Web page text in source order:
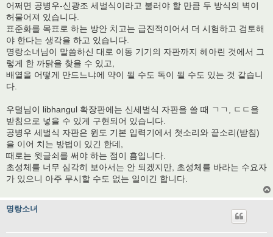
어쩌면 공병우-신광조 세벌식이라고 불러야 할 만큼 두 방식의 벽이
허물어져 있습니다.
표준화를 목표로 하는 방안 치고는 급진적이어서 더 시험하고 검토해
야 한다는 생각을 하고 있습니다.
명랑소녀님이 말씀하신 대로 이동 기기의 자판까지 헤아린 것에서 그
렇게 한 까닭을 찾을 수 있고,
배열을 어떻게 만드느냐에 약이 될 수도 독이 될 수도 있는 것 같습니
다.
우덜님이 libhangul 확장판에는 신세벌식 자판을 쓸 때 ㄱㄱ, ㄷㄷ을
받침으로 넣을 수 있게 구현되어 있습니다.
공병우 세벌식 자판은 윈도 기본 입력기에서 첫소리와 끝소리(받침)
을 이어 치는 방법이 있긴 한데,
때로는 윗글쇠를 써야 하는 점이 흠입니다.
초성체를 너무 심각히 보아서는 안 되겠지만, 초성체를 바라는 수요자
가 있으니 아주 무시할 수도 없는 일이긴 합니다.
명랑소녀